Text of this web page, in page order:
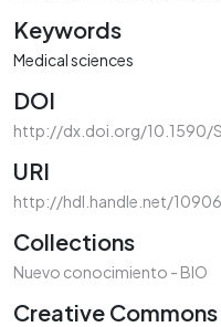
Keywords
Medical sciences
DOI
http://dx.doi.org/
URI
http://hdl.handle.net/
Collections
Nuevo conocimiento - BIO
Creative